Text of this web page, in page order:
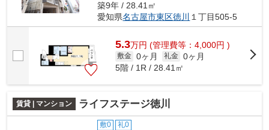
築9年 / 28.41㎡
愛知県名古屋市東区徳川 １丁目505-5
5.3万円 (管理費等：4,000円 )
敷金 0ヶ月 礼金 0ヶ月
5階 / 1R / 28.41㎡
賃貸 | マンション ライフステージ徳川
敷0 礼0